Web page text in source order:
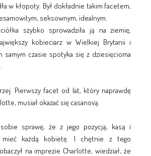
w kłopoty. Był dokładnie takim facetem,
seksownym, idealnym.
szybko sprowadziła ją na ziemię,
kobieciarz w Wielkiej Brytanii i
samym czasie spotyka się z dziesięcioma
Pierwszy facet od lat, który naprawdę
musiał okazać się casanovą.
sprawę, że z jego pozycją, kasą i
mieć każdą kobietę. I chętnie z tego
na imprezie Charlotte, wiedział, że